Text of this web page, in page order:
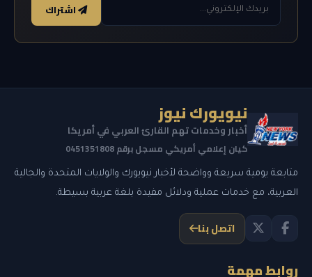
اشتراك
نيويورك نيوز
أخبار وخدمات تهم القارئ العربي في أمريكا
كيان إعلامي أمريكي مسجل برقم 0451351808
متابعة يومية سريعة وواضحة لأخبار نيويورك والولايات المتحدة والجالية
العربية، مع خدمات عملية ودلائل مفيدة بلغة عربية بسيطة.
اتصل بنا
روابط مهمة